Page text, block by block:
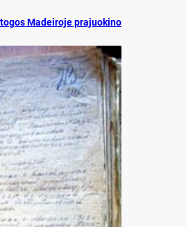
Ma­dei­ro­je pra­juo­ki­no